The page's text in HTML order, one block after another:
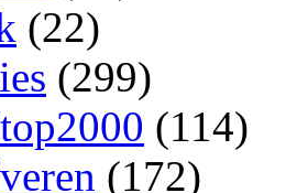
(22)
(299)
(114)
(172)